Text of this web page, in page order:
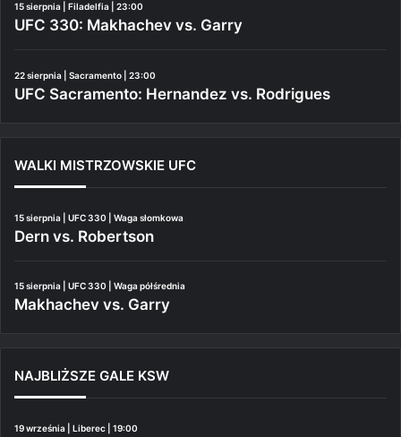
15 sierpnia | Filadelfia | 23:00
UFC 330: Makhachev vs. Garry
22 sierpnia | Sacramento | 23:00
UFC Sacramento: Hernandez vs. Rodrigues
WALKI MISTRZOWSKIE UFC
15 sierpnia | UFC 330 | Waga słomkowa
Dern vs. Robertson
15 sierpnia | UFC 330 | Waga półśrednia
Makhachev vs. Garry
NAJBLIŻSZE GALE KSW
19 września | Liberec | 19:00